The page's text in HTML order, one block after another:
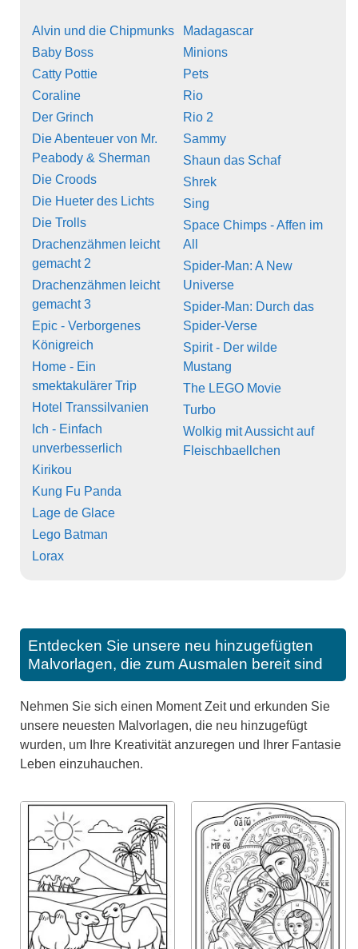
Alvin und die Chipmunks
Baby Boss
Catty Pottie
Coraline
Der Grinch
Die Abenteuer von Mr.
Peabody & Sherman
Die Croods
Die Hueter des Lichts
Die Trolls
Drachenzähmen leicht
gemacht 2
Drachenzähmen leicht
gemacht 3
Epic - Verborgenes
Königreich
Home - Ein
smektakulärer Trip
Hotel Transsilvanien
Ich - Einfach
unverbesserlich
Kirikou
Kung Fu Panda
Lage de Glace
Lego Batman
Lorax
Madagascar
Minions
Pets
Rio
Rio 2
Sammy
Shaun das Schaf
Shrek
Sing
Space Chimps - Affen im
All
Spider-Man: A New
Universe
Spider-Man: Durch das
Spider-Verse
Spirit - Der wilde
Mustang
The LEGO Movie
Turbo
Wolkig mit Aussicht auf
Fleischbaellchen
Entdecken Sie unsere neu hinzugefügten
Malvorlagen, die zum Ausmalen bereit sind
Nehmen Sie sich einen Moment Zeit und erkunden Sie
unsere neuesten Malvorlagen, die neu hinzugefügt
wurden, um Ihre Kreativität anzuregen und Ihrer Fantasie
Leben einzuhauchen.